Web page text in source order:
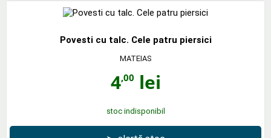
Povesti cu talc. Cele patru piersici
MATEIAS
4,00 lei
stoc indisponibil